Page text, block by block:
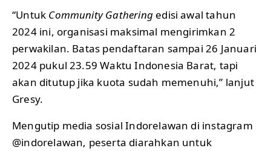
“Untuk Community Gatheringedisi awal tahun
2024 ini, organisasi maksimal mengirimkan 2
perwakilan. Batas pendaftaran sampai 26 Januari
2024 pukul 23.59 Waktu Indonesia Barat, tapi
akan ditutup jika kuota sudah memenuhi,” lanjut
Gresy.
Mengutip media sosial Indorelawan di instagram
@indorelawan, peserta diarahkan untuk